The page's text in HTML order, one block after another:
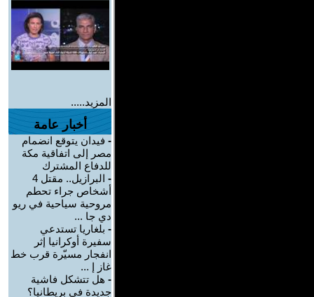
المزيد.....
أخبار عامة
- فيدان يتوقع انضمام
مصر إلى اتفاقية مكة
للدفاع المشترك
-
البرازيل.. مقتل 4
أشخاص جراء تحطم
مروحية سياحية في ريو
دي جا ...
- بلغاريا تستدعي
سفيرة أوكرانيا إثر
انفجار مسيّرة قرب خط
غاز إ ...
- هل تتشكل فاشية
جديدة في بريطانيا؟